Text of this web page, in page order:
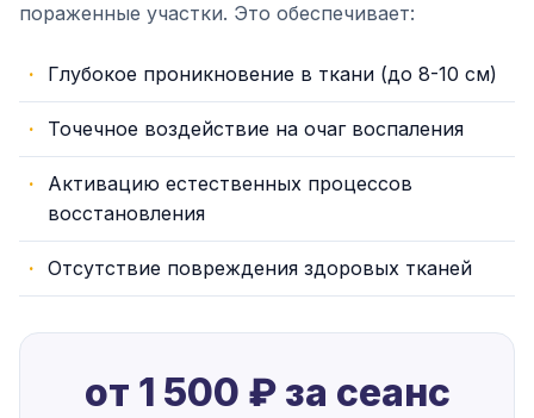
пораженные участки. Это обеспечивает:
Глубокое проникновение в ткани (до 8-10 см)
Точечное воздействие на очаг воспаления
Активацию естественных процессов
восстановления
Отсутствие повреждения здоровых тканей
от 1 500 ₽ за сеанс